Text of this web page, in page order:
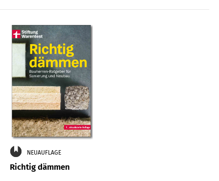
NEUAUFLAGE
Richtig dämmen